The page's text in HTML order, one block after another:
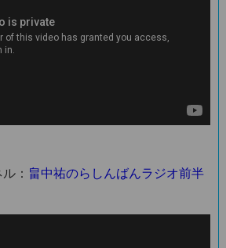
： 畠中祐のらしんばんラジオ前半